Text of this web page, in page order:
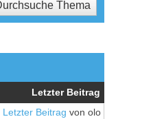
Letzter Beitrag
Letzter Beitrag von olo